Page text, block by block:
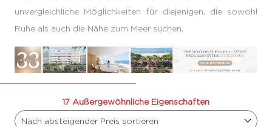
unvergleichliche Möglichkeiten für diejenigen, die sowohl
Ruhe als auch die Nähe zum Meer suchen.
17 Außergewöhnliche Eigenschaften
Nach absteigender Preis sortieren